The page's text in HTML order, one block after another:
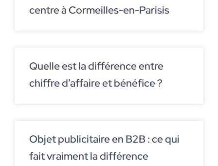
centre à Cormeilles-en-Parisis
Quelle est la différence entre
chiffre d’affaire et bénéfice ?
Objet publicitaire en B2B : ce qui
fait vraiment la différence